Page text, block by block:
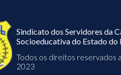
Sindicato dos Servidores da
Socioeducativa do Estado do
Todos os direitos reservados
2023